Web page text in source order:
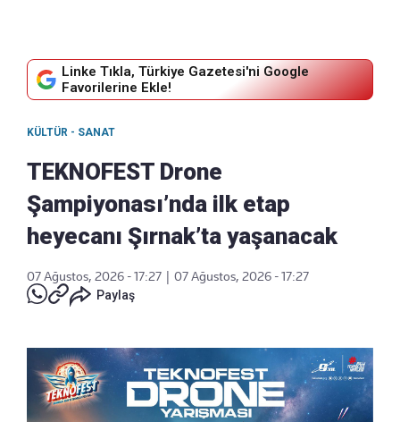
Linke Tıkla, Türkiye Gazetesi'ni Google
Favorilerine Ekle!
KÜLTÜR - SANAT
TEKNOFEST Drone
Şampiyonası’nda ilk etap
heyecanı Şırnak’ta yaşanacak
07 Ağustos, 2026 - 17:27
07 Ağustos, 2026 - 17:27
Paylaş